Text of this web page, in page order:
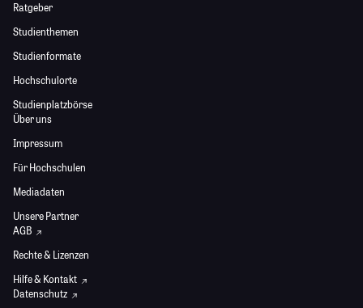
Ratgeber
Studienthemen
Studienformate
Hochschulorte
Studienplatzbörse
Über uns
Impressum
Für Hochschulen
Mediadaten
Unsere Partner
AGB
Rechte & Lizenzen
Hilfe & Kontakt
Datenschutz